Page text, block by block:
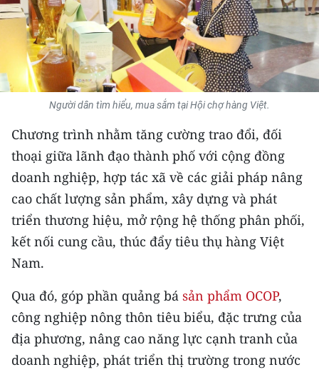
MÔI TRƯỜNG
BẠN ĐỌC
KIỂM CHỨNG THÔNG TIN
TRI THỨC CHUYÊN SÂU
54 DÂN TỘC VIỆT NAM
CHƯƠNG TRÌNH OCOP - MỖI XÃ
MỘT SẢN PHẨM
RADIO
MEDIA CENTER
E-Magazine
Video
Người dân tìm hiểu, mua sắm tại Hội chợ hàng Việt.
Chương trình nhằm tăng cường trao đổi, đối
thoại giữa lãnh đạo thành phố với cộng đồng
doanh nghiệp, hợp tác xã về các giải pháp nâng
cao chất lượng sản phẩm, xây dựng và phát
triển thương hiệu, mở rộng hệ thống phân phối,
kết nối cung cầu, thúc đẩy tiêu thụ hàng Việt
Nam.
Qua đó, góp phần quảng bá sản phẩm OCOP,
công nghiệp nông thôn tiêu biểu, đặc trưng của
địa phương, nâng cao năng lực cạnh tranh của
doanh nghiệp, phát triển thị trường trong nước